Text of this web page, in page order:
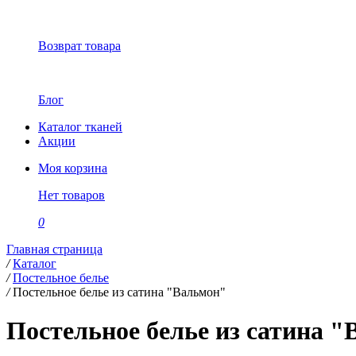
Возврат товара
Блог
Каталог тканей
Акции
Моя корзина
Нет товаров
0
Главная страница
/ Каталог
/ Постельное белье
/ Постельное белье из сатина "Вальмон"
Постельное белье из сатина